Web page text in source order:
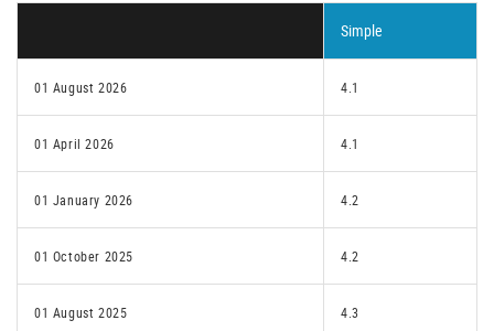
Simple
01 August 2026 4.1
01 April 2026 4.1
01 January 2026 4.2
01 October 2025 4.2
01 August 2025 4.3